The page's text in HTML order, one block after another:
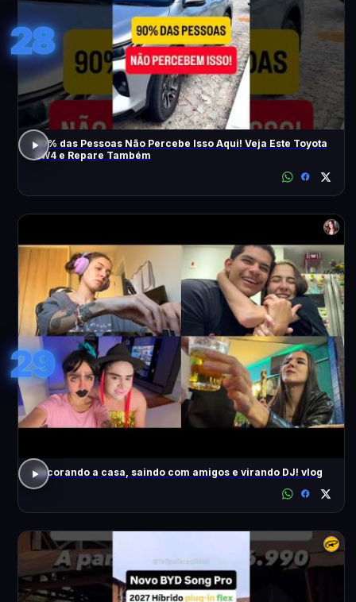
28
90% das Pessoas Não Percebe Isso Aqui! Veja Este Toyota
SW4 e Repare Também
29
decorando a casa, saindo com amigos e virando DJ! vlog